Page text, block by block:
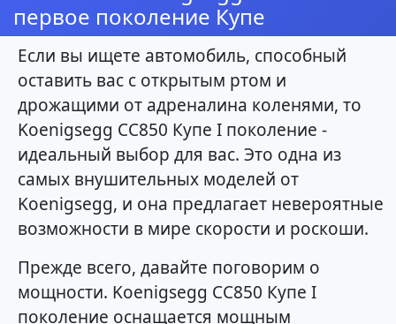
первое поколение Купе
Если вы ищете автомобиль, способный
оставить вас с открытым ртом и
дрожащими от адреналина коленями, то
Koenigsegg CC850 Купе I поколение -
идеальный выбор для вас. Это одна из
самых внушительных моделей от
Koenigsegg, и она предлагает невероятные
возможности в мире скорости и роскоши.
Прежде всего, давайте поговорим о
мощности. Koenigsegg CC850 Купе I
поколение оснащается мощным